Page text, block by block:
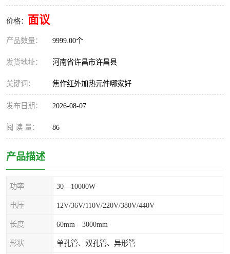
价格： 面议
产品数量： 9999.00个
发货地址： 河南省许昌市许昌县
关键词： 焦作红外加热元件哪家好
发布日期： 2026-08-07
阅 读 量： 86
产品描述
功率 30—10000W
电压 12V/36V/110V/220V/380V/440V
长度 60mm—3000mm
形状 单孔管、双孔管、异形管